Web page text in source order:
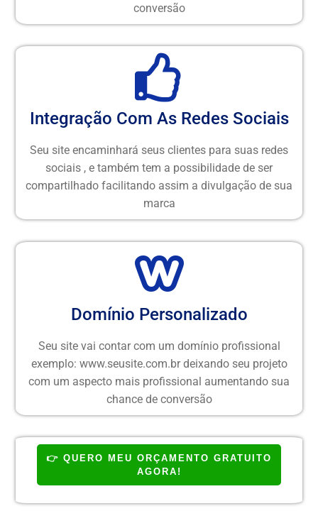
conversão
Integração Com As Redes Sociais
Seu site encaminhará seus clientes para suas redes
sociais , e também tem a possibilidade de ser
compartilhado facilitando assim a divulgação de sua
marca
Domínio Personalizado
Seu site vai contar com um domínio profissional
exemplo: www.seusite.com.br deixando seu projeto
com um aspecto mais profissional aumentando sua
chance de conversão
👉 QUERO MEU ORÇAMENTO GRATUITO
AGORA!